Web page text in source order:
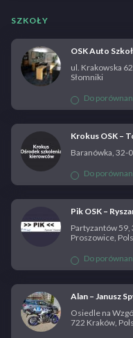
SZKOŁY
OSK Auto
ul. Krakowska
Słomniki
Do
Krokus OSK –
Baranówka, 32-
Do
Pik OSK –
Partyzantów 59,
Proszowice,
Do
Alan – Janusz
Osiedle na
722 Kraków,